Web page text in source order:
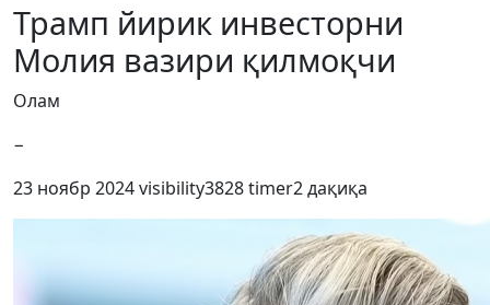
Трамп йирик инвесторни
Молия вазири қилмоқчи
Олам
−
23 ноябр 2024visibility3828timer2 дақиқа